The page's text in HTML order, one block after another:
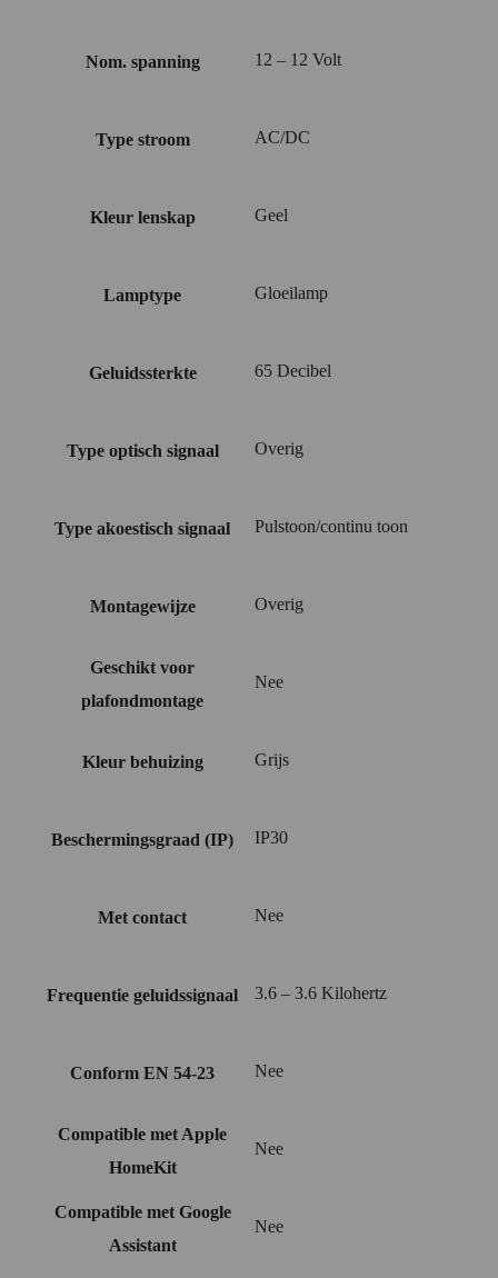
Nom. spanning 12 – 12 Volt
Type stroom AC/DC
Kleur lenskap Geel
Lamptype Gloeilamp
Geluidssterkte 65 Decibel
Type optisch signaal Overig
Type akoestisch signaal Pulstoon/continu toon
Montagewijze Overig
Geschikt voor
plafondmontage
Nee
Kleur behuizing Grijs
Beschermingsgraad (IP) IP30
Met contact Nee
Frequentie geluidssignaal 3.6 – 3.6 Kilohertz
Conform EN 54-23 Nee
Compatible met Apple
HomeKit
Nee
Compatible met Google
Assistant
Nee